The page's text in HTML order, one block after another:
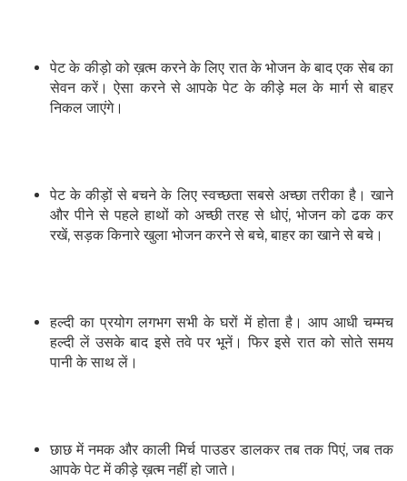
पेट के कीड़ो को ख़त्म करने के लिए रात के भोजन के बाद एक सेब का
सेवन करें। ऐसा करने से आपके पेट के कीड़े मल के मार्ग से बाहर
निकल जाएंगे।
पेट के कीड़ों से बचने के लिए स्वच्छता सबसे अच्छा तरीका है। खाने
और पीने से पहले हाथों को अच्छी तरह से धोएं, भोजन को ढक कर
रखें, सड़क किनारे खुला भोजन करने से बचे, बाहर का खाने से बचे।
हल्दी का प्रयोग लगभग सभी के घरों में होता है। आप आधी चम्मच
हल्दी लें उसके बाद इसे तवे पर भूनें। फिर इसे रात को सोते समय
पानी के साथ लें।
छाछ में नमक और काली मिर्च पाउडर डालकर तब तक पिएं, जब तक
आपके पेट में कीड़े ख़त्म नहीं हो जाते।